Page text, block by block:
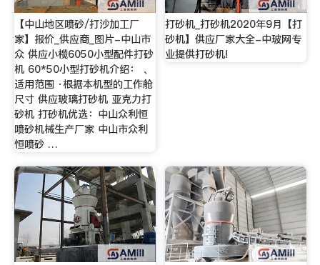
【中山地区喷砂/打沙加工厂
家】报价_供应商_图片-中山市
众 供应小榄6050小型配件打砂
机 60*50小型打砂机介绍： 、
适用范围 ·根据本机型的工作舱
尺寸 供应玻璃打砂机 亚克力打
砂机 打砂机优选：中山众利恒
喷砂机械生产厂家 中山市众利
恒喷砂 …
打砂机_打砂机2020年9月【打
砂机】供应厂家大全-中玻网专
业提供打砂机!